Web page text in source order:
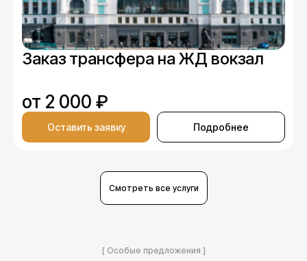
Заказ трансфера на ЖД вокзал
от 2 000 ₽
Оставить заявку Подробнее
Смотреть все услуги
[ Особые предложения ]